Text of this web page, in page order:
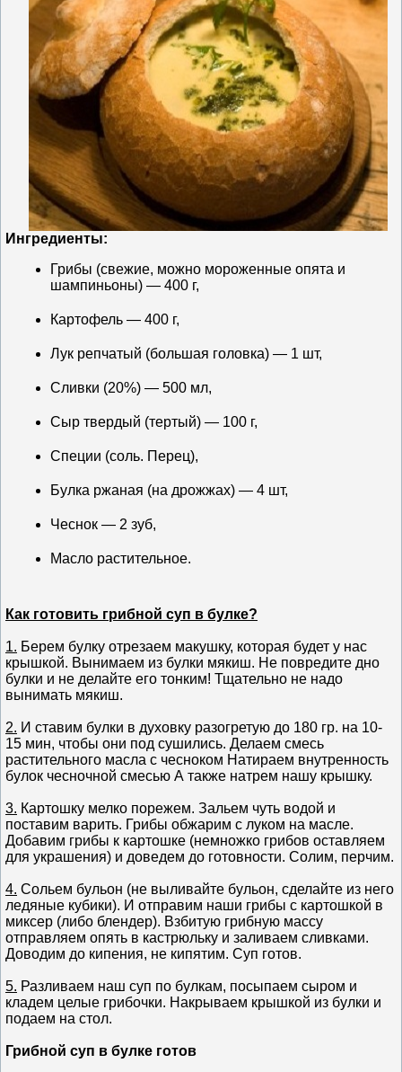
Ингредиенты:
Грибы (свежие, можно мороженные опята и
шампиньоны) — 400 г,
Картофель — 400 г,
Лук репчатый (большая головка) — 1 шт,
Сливки (20%) — 500 мл,
Сыр твердый (тертый) — 100 г,
Специи (соль. Перец),
Булка ржаная (на дрожжах) — 4 шт,
Чеснок — 2 зуб,
Масло растительное.
Как готовить грибной суп в булке?
1. Берем булку отрезаем макушку, которая будет у нас
крышкой. Вынимаем из булки мякиш. Не повредите дно
булки и не делайте его тонким! Тщательно не надо
вынимать мякиш.
2. И ставим булки в духовку разогретую до 180 гр. на 10-
15 мин, чтобы они под сушились. Делаем смесь
растительного масла с чесноком Натираем внутренность
булок чесночной смесью А также натрем нашу крышку.
3. Картошку мелко порежем. Зальем чуть водой и
поставим варить. Грибы обжарим с луком на масле.
Добавим грибы к картошке (немножко грибов оставляем
для украшения) и доведем до готовности. Солим, перчим.
4. Сольем бульон (не выливайте бульон, сделайте из него
ледяные кубики). И отправим наши грибы с картошкой в
миксер (либо блендер). Взбитую грибную массу
отправляем опять в кастрюльку и заливаем сливками.
Доводим до кипения, не кипятим. Суп готов.
5. Разливаем наш суп по булкам, посыпаем сыром и
кладем целые грибочки. Накрываем крышкой из булки и
подаем на стол.
Грибной суп в булке готов